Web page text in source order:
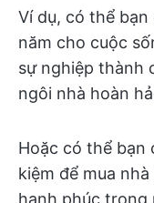
Ví dụ, có thể
năm cho cuộc
sự nghiệp thành
ngôi nhà hoàn
Hoặc có thể bạn
kiệm để mua
hạnh phúc trong